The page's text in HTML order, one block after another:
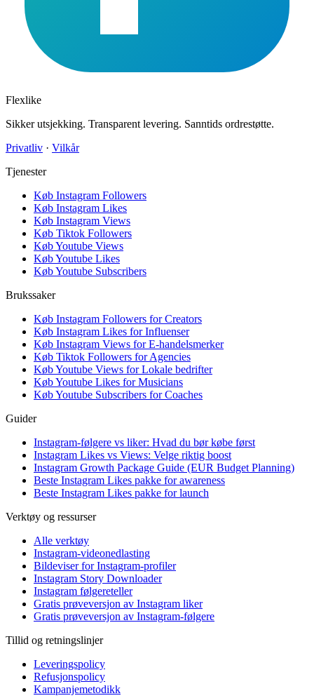
Flexlike
Sikker utsjekking. Transparent levering. Sanntids ordrestøtte.
Privatliv · Vilkår
Tjenester
Køb Instagram Followers
Køb Instagram Likes
Køb Instagram Views
Køb Tiktok Followers
Køb Youtube Views
Køb Youtube Likes
Køb Youtube Subscribers
Brukssaker
Køb Instagram Followers for Creators
Køb Instagram Likes for Influenser
Køb Instagram Views for E-handelsmerker
Køb Tiktok Followers for Agencies
Køb Youtube Views for Lokale bedrifter
Køb Youtube Likes for Musicians
Køb Youtube Subscribers for Coaches
Guider
Instagram-følgere vs liker: Hvad du bør købe først
Instagram Likes vs Views: Velge riktig boost
Instagram Growth Package Guide (EUR Budget Planning)
Beste Instagram Likes pakke for awareness
Beste Instagram Likes pakke for launch
Verktøy og ressurser
Alle verktøy
Instagram-videonedlasting
Bildeviser for Instagram-profiler
Instagram Story Downloader
Instagram følgereteller
Gratis prøveversjon av Instagram liker
Gratis prøveversjon av Instagram-følgere
Tillid og retningslinjer
Leveringspolicy
Refusjonspolicy
Kampanjemetodikk